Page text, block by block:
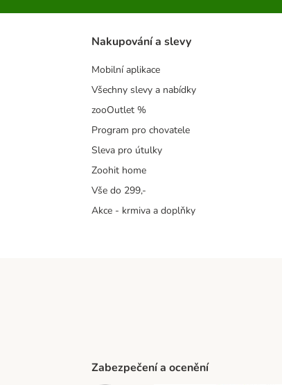
Nakupování a slevy
Mobilní aplikace
Všechny slevy a nabídky
zooOutlet %
Program pro chovatele
Sleva pro útulky
Zoohit home
Vše do 299,-
Akce - krmiva a doplňky
Zabezpečení a ocenění